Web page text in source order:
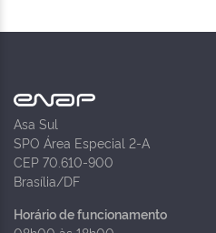
Asa Sul
SPO Área Especial 2-A
CEP 70.610-900
Brasília/DF
Horário de funcionamento